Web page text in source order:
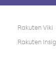
Rakuten Viki
Rakuten